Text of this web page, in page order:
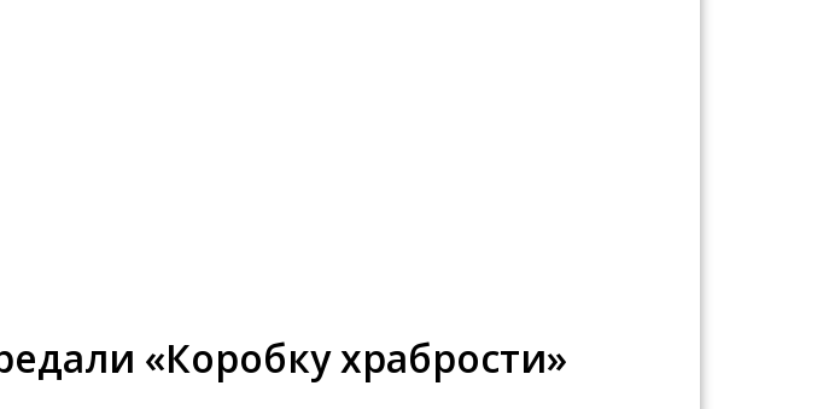
«Коробку храбрости»